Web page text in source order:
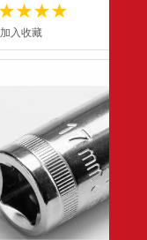
加入收藏